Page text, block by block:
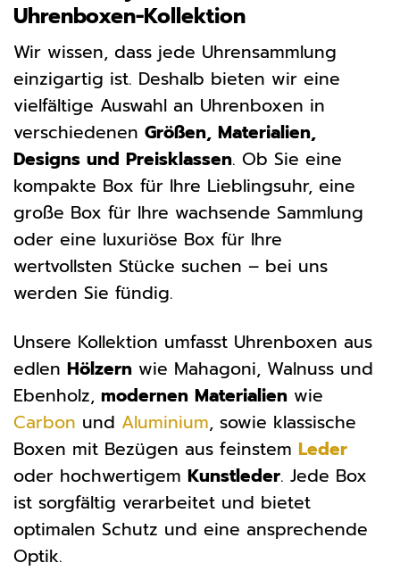
Uhrenboxen-Kollektion
Wir wissen, dass jede Uhrensammlung
einzigartig ist. Deshalb bieten wir eine
vielfältige Auswahl an Uhrenboxen in
verschiedenen Größen, Materialien,
Designs und Preisklassen. Ob Sie eine
kompakte Box für Ihre Lieblingsuhr, eine
große Box für Ihre wachsende Sammlung
oder eine luxuriöse Box für Ihre
wertvollsten Stücke suchen – bei uns
werden Sie fündig.
Unsere Kollektion umfasst Uhrenboxen aus
edlen Hölzern wie Mahagoni, Walnuss und
Ebenholz, modernen Materialien wie
Carbon und Aluminium, sowie klassische
Boxen mit Bezügen aus feinstem Leder
oder hochwertigem Kunstleder. Jede Box
ist sorgfältig verarbeitet und bietet
optimalen Schutz und eine ansprechende
Optik.